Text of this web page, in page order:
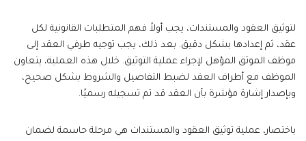
لتوثيق العقود والمستندات، يجب أولاً فهم المتطلبات القانونية لكل
عقد، ثم إعدادها بشكل دقيق. بعد ذلك، يجب توجيه طرفي العقد إلى
موظف الموثق المؤهل لإجراء عملية التوثيق. خلال هذه العملية، يتعاون
الموظف مع أطراف العقد لضبط التفاصيل والشروط بشكل صحيح،
وبإصدار إشارة مؤشرة بأن العقد قد تم تسجيله رسميًا.
باختصار، عملية توثيق العقود والمستندات هي مرحلة حاسمة لضمان